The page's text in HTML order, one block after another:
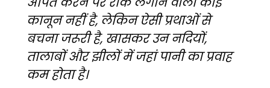
कानून नहीं है, लेकिन ऐसी प्रथाओं से
बचना जरूरी है, खासकर उन नदियों,
तालाबों और झीलों में जहां पानी का प्रवाह
कम होता है।